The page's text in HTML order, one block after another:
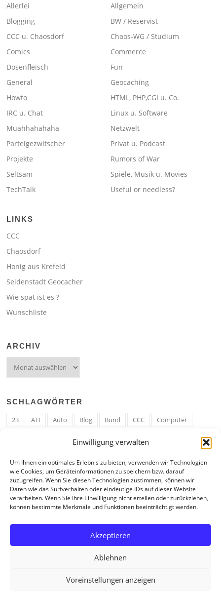
Einwilligung verwalten
Um Ihnen ein optimales Erlebnis zu bieten, verwenden wir Technologien
wie Cookies, um Geräteinformationen zu speichern bzw. darauf
zuzugreifen. Wenn Sie diesen Technologien zustimmen, können wir
Daten wie das Surfverhalten oder eindeutige IDs auf dieser Website
verarbeiten. Wenn Sie Ihre Einwilligung nicht erteilen oder zurückziehen,
können bestimmte Merkmale und Funktionen beeinträchtigt werden.
Akzeptieren
Ablehnen
Voreinstellungen anzeigen
Allerlei
Allgemein
Blogging
BW / Reservist
CCC u. Chaosdorf
Chaos-WG / Studium
Comics
Commerce
Dosenfleisch
Fun
General
Geocaching
Howto
HTML, PHP,CGI u. Co.
IRC u. Chat
Linux u. Software
Muahhahahaha
Netzwelt
Parteigezwitscher
Privat u. Podcast
Projekte
Rumors of War
Seltsam
Spiele, Musik u. Movies
TechTalk
Useful or needless?
LINKS
CCC
Chaosdorf
Honig aus Krefeld
Seidenstadt Geocacher
Wie spät ist es ?
Wunschliste
ARCHIV
SCHLAGWÖRTER
23 ATI Auto Blog Bund CCC
Computer
Erwerbsregeln
Google
Hack Hand HE ICE IE Internet
Krefeld
Liebe Linux u. Software Mail Mann
PHP
RAM
Regeln RZ Spam Spiel Ticker
USA
Video
Weblog Welt WWW Youtube Zahl